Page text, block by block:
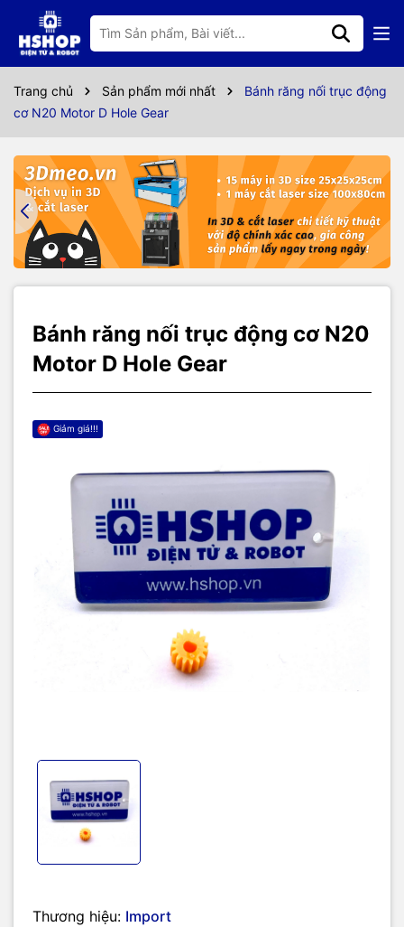
Trang chủ Sản phẩm mới nhất
Bánh răng nối trục động
cơ N20 Motor D Hole Gear
Bánh răng nối trục động cơ N20
Motor D Hole Gear
Giảm giá!!!
Thương hiệu: Import
Thông số kỹ thuật
Bánh răng nối trục động cơ N20 Motor D Hole Gear được sử dụng
với động cơ N20 trong các cơ cấu truyền động bằng bánh răng.
Khoảng cách giữa các răng: 0.5mm
Số Răng: 15
Chất liệu: POM
Trục nối: chữ D 3mm
Đường kính: 8.5mm
Độ dày: 6mm